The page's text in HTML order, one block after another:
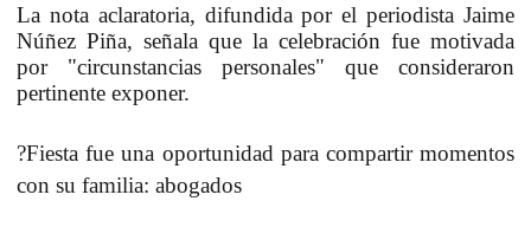
La nota aclaratoria, difundida por el periodista Jaime
Núñez Piña, señala que la celebración fue motivada
por"circunstancias personales" que consideraron
pertinente exponer.
?Fiesta fue una oportunidad para compartir momentos
con su familia: abogados